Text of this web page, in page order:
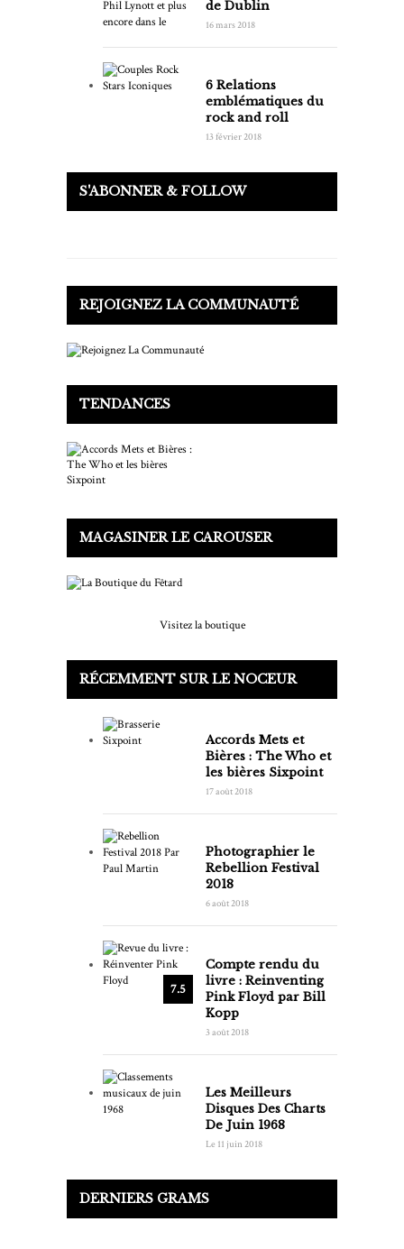
de Dublin
16 mars 2018
6 Relations
emblématiques du
rock and roll
13 février 2018
S'ABONNER & FOLLOW
REJOIGNEZ LA COMMUNAUTÉ
TENDANCES
MAGASINER LE CAROUSER
Visitez la boutique
RÉCEMMENT SUR LE NOCEUR
Accords Mets et
Bières : The Who et
les bières Sixpoint
17 août 2018
Photographier le
Rebellion Festival
2018
6 août 2018
7.5
Compte rendu du
livre : Reinventing
Pink Floyd par Bill
Kopp
3 août 2018
Les Meilleurs
Disques Des Charts
De Juin 1968
Le 11 juin 2018
DERNIERS GRAMS